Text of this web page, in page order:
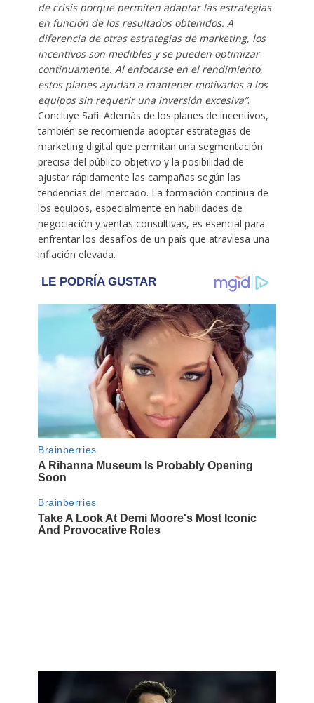
de crisis porque permiten adaptar las estrategias
en función de los resultados obtenidos. A
diferencia de otras estrategias de marketing, los
incentivos son medibles y se pueden optimizar
continuamente. Al enfocarse en el rendimiento,
estos planes ayudan a mantener motivados a los
equipos sin requerir una inversión excesiva”.
Concluye Safi. Además de los planes de incentivos,
también se recomienda adoptar estrategias de
marketing digital que permitan una segmentación
precisa del público objetivo y la posibilidad de
ajustar rápidamente las campañas según las
tendencias del mercado. La formación continua de
los equipos, especialmente en habilidades de
negociación y ventas consultivas, es esencial para
enfrentar los desafíos de un país que atraviesa una
inflación elevada.